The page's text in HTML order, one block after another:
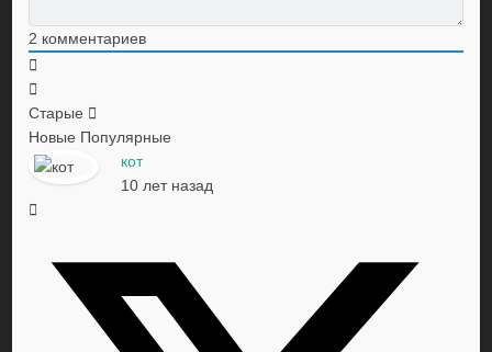
2 комментариев
Старые
Новые Популярные
кот
10 лет назад